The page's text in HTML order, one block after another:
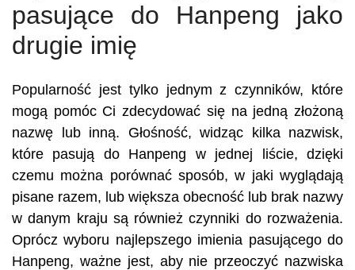
pasujące do Hanpeng jako
drugie imię
Popularność jest tylko jednym z czynników, które
mogą pomóc Ci zdecydować się na jedną złożoną
nazwę lub inną. Głośność, widząc kilka nazwisk,
które pasują do Hanpeng w jednej liście, dzięki
czemu można porównać sposób, w jaki wyglądają
pisane razem, lub większa obecność lub brak nazwy
w danym kraju są również czynniki do rozważenia.
Oprócz wyboru najlepszego imienia pasującego do
Hanpeng, ważne jest, aby nie przeoczyć nazwiska